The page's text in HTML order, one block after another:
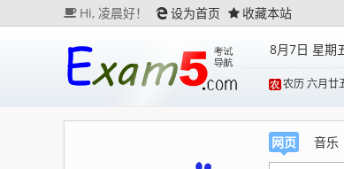
Hi, 凌晨好！ 设为首页 收藏本站
8月7日 星期
农历 六月廿
网页 音乐